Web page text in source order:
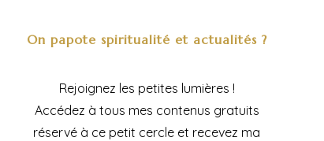
On papote spiritualité et actualités ?
Rejoignez les petites lumières !
Accédez à tous mes contenus gratuits
réservé à ce petit cercle et recevez ma